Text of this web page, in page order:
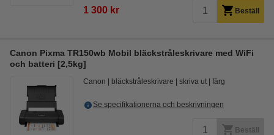
1 300 kr Beställ
Canon Pixma TR150wb Mobil bläckstråleskrivare med WiFi
och batteri [2,5kg]
Canon bläckstråleskrivare skriva ut färg
Se specifikationerna och beskrivningen
Beställ